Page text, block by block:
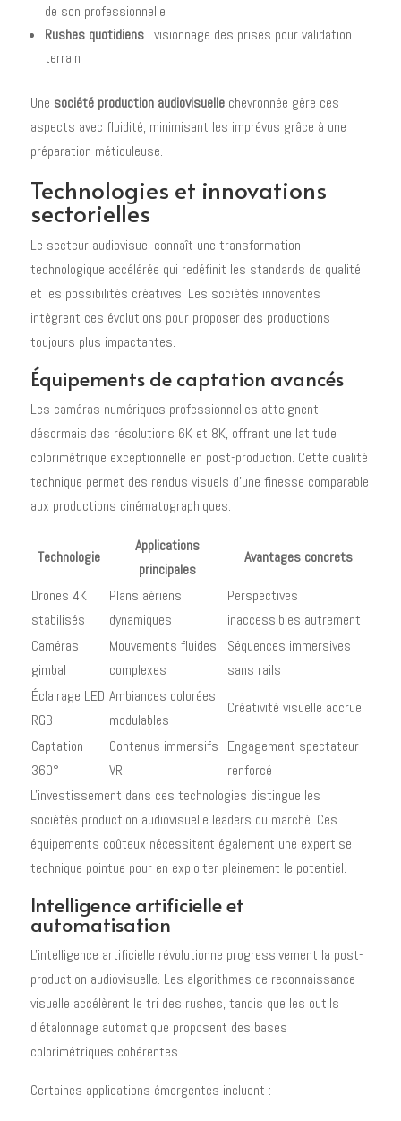
de son professionnelle
Rushes quotidiens: visionnage des prises pour validation
terrain
Une société production audiovisuellechevronnée gère ces
aspects avec fluidité, minimisant les imprévus grâce à une
préparation méticuleuse.
Technologies et innovations
sectorielles
Le secteur audiovisuel connaît une transformation
technologique accélérée qui redéfinit les standards de qualité
et les possibilités créatives. Les sociétés innovantes
intègrent ces évolutions pour proposer des productions
toujours plus impactantes.
Équipements de captation avancés
Les caméras numériques professionnelles atteignent
désormais des résolutions 6K et 8K, offrant une latitude
colorimétrique exceptionnelle en post-production. Cette qualité
technique permet des rendus visuels d'une finesse comparable
aux productions cinématographiques.
Technologie
Applications
principales
Avantages concrets
Drones 4K
stabilisés
Plans aériens
dynamiques
Perspectives
inaccessibles autrement
Caméras
gimbal
Mouvements fluides
complexes
Séquences immersives
sans rails
Éclairage LED
RGB
Ambiances colorées
modulables
Créativité visuelle accrue
Captation
360°
Contenus immersifs
VR
Engagement spectateur
renforcé
L'investissement dans ces technologies distingue les
sociétés production audiovisuelle leaders du marché. Ces
équipements coûteux nécessitent également une expertise
technique pointue pour en exploiter pleinement le potentiel.
Intelligence artificielle et
automatisation
L'intelligence artificielle révolutionne progressivement la post-
production audiovisuelle. Les algorithmes de reconnaissance
visuelle accélèrent le tri des rushes, tandis que les outils
d'étalonnage automatique proposent des bases
colorimétriques cohérentes.
Certaines applications émergentes incluent :